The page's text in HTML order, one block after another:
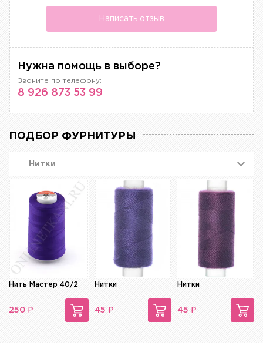
Написать отзыв
Нужна помощь в выборе?
Звоните по телефону:
8 926 873 53 99
ПОДБОР ФУРНИТУРЫ
Нитки
Нить Мастер 40/2
250 ₽
Нитки
45 ₽
Нитки
45 ₽